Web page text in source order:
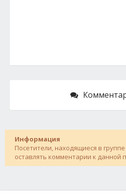
Информация
Посетители, находящиеся в группе
оставлять комментарии к данной